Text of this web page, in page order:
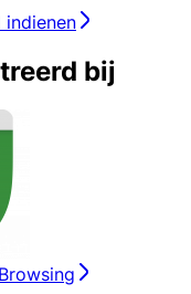
indienen
bij